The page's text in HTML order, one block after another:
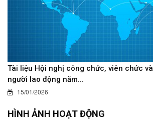
Tài liệu Hội nghị công chức, viên chức và
người lao động năm...
15/01/2026
HÌNH ẢNH HOẠT ĐỘNG